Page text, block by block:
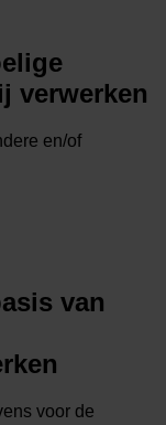
verwerken
en/of
van
voor de